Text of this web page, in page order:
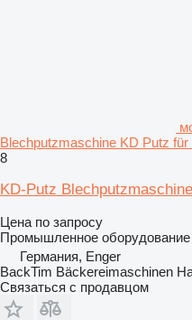
Blechputzmaschine KD Putz
8
KD-Putz
Цена по запросу
Промышленное
Германия, Enger
BackTim Bäckereimaschinen
Связаться с продавцом